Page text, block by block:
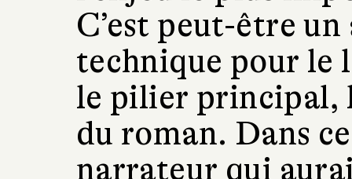
C’est peut-être
technique pour le
le pilier principal,
du roman. Dans
narrateur qui